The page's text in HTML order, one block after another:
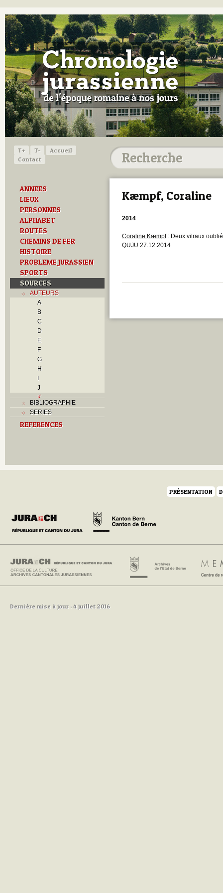
T+ T-
Accueil
Contact
ANNEES
LIEUX
PERSONNES
ALPHABET
ROUTES
CHEMINS DE FER
HISTOIRE
PROBLEME JURASSIEN
SPORTS
SOURCES
AUTEURS
A
B
C
D
E
F
G
H
I
J
K
L
M
N
S
Y
Z
BIBLIOGRAPHIE
SERIES
REFERENCES
Kæmpf, Coraline
2014
Coraline Kæmpf: Deux vitraux
QUJU 27.12.2014
PRÉSENTATION
Dernière mise à jour : 4 juillet 2016